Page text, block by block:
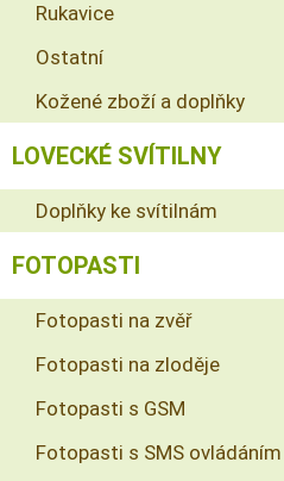
Rukavice
Ostatní
Kožené zboží a doplňky
LOVECKÉ SVÍTILNY
Doplňky ke svítilnám
FOTOPASTI
Fotopasti na zvěř
Fotopasti na zloděje
Fotopasti s GSM
Fotopasti s SMS ovládáním